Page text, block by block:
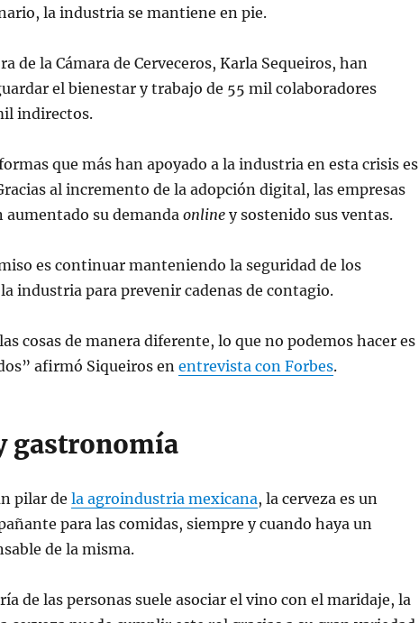
la industria se mantiene en pie.
de la Cámara de Cerveceros, Karla Sequeiros, han
el bienestar y trabajo de 55 mil colaboradores
indirectos.
que más han apoyado a la industria en esta crisis es
al incremento de la adopción digital, las empresas
aumentado su demanda onliney sostenido sus ventas.
es continuar manteniendo la seguridad de los
industria para prevenir cadenas de contagio.
cosas de manera diferente, lo que no podemos hacer es
afirmó Siqueiros en entrevista con Forbes.
gastronomía
pilar de la agroindustria mexicana, la cerveza es un
para las comidas, siempre y cuando haya un
de la misma.
de las personas suele asociar el vino con el maridaje, la